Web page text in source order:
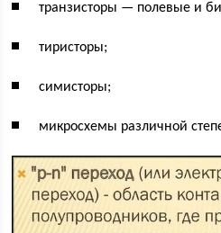
транзисторы — полевые и
тиристоры;
симисторы;
микросхемы различной